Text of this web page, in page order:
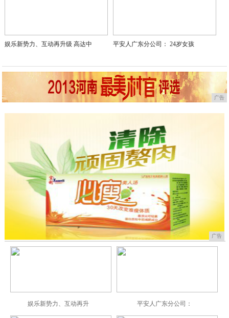
娱乐新势力、互动再升级 高达中 平安人广东分公司： 24岁女孩
广告
广告
娱乐新势力、互动再升 平安人广东分公司：